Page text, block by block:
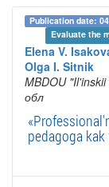
Publication date:
Evaluate the
Elena V.
Olga I. Sitnik
MBDOU
обл
pedagoga